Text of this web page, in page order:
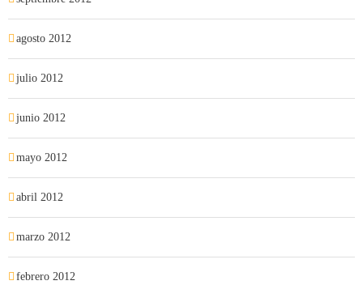
agosto 2012
julio 2012
junio 2012
mayo 2012
abril 2012
marzo 2012
febrero 2012